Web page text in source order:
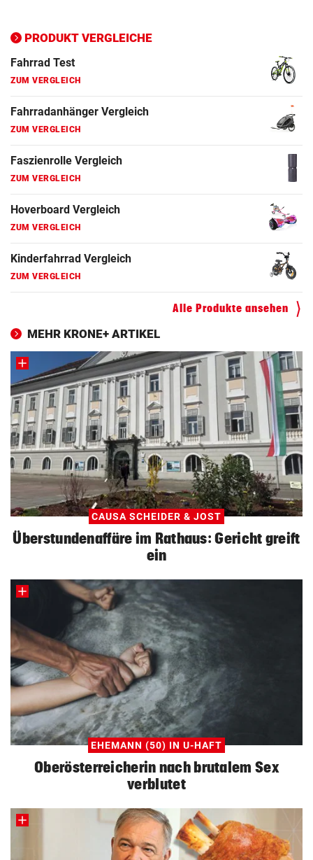
PRODUKT VERGLEICHE
Elektro-Scooter Vergleich
Ergometer Vergleich
Fahrrad Test
Fahrradanhänger Vergleich
Faszienrolle Vergleich
ZUM VERGLEICH
Kinderfahrrad Vergleich
ZUM VERGLEICH
Alle Produkte ansehen
MEHR KRONE+ ARTIKEL
CAUSA SCHEIDER & JOST
Überstundenaffäre im Rathaus: Gericht greift
ein
EHEMANN (50) IN U-HAFT
Oberösterreicherin nach brutalem Sex
verblutet